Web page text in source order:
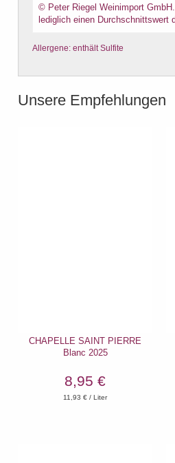
© Peter Riegel Weinimport
lediglich einen Durchschnittswert
Allergene: enthält Sulfite
Unsere Empfehlungen
CHAPELLE SAINT PIERRE
Blanc 2025
8,95 €
11,93 € / Liter